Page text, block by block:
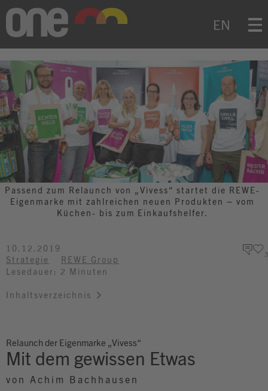
EN
Themen
Geschäftseinheiten
Mediathek
Suche
Passend zum Relaunch von „Vivess“ startet die REWE-
Eigenmarke mit zahlreichen neuen Produkten – vom
Küchen- bis zum Einkaufshelfer.
Lesedauer: 2 Minuten
Inhaltsverzeichnis
10.12.2019
3
Strategie REWE Group
Relaunch der Eigenmarke „Vivess“
Mit dem gewissen Etwas
von Achim Bachhausen